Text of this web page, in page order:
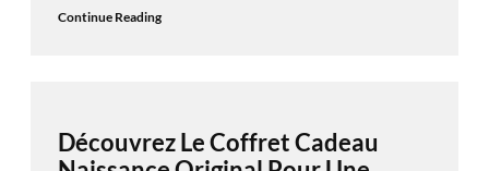
Continue Reading
Découvrez Le Coffret Cadeau